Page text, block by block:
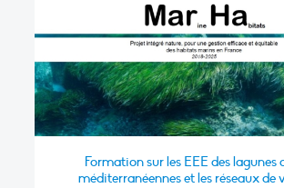
Formation sur les EEE des lagunes
méditerranéennes et les réseaux de